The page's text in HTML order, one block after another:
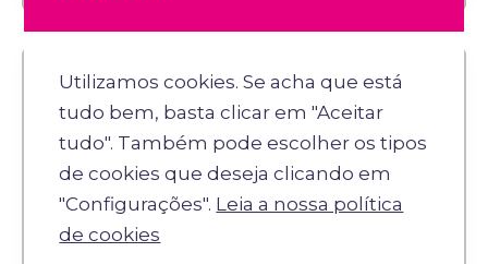
Yoga
Filosofia do Yoga
Shala/Abril 16, 2023
Mantém-te feliz contigo e com o que
acontece. Mantém presente que é
Utilizamos cookies. Se acha que está
tudo bem, basta clicar em "Aceitar
tudo". Também pode escolher os tipos
de cookies que deseja clicando em
"Configurações". Leia a nossa política
de cookies